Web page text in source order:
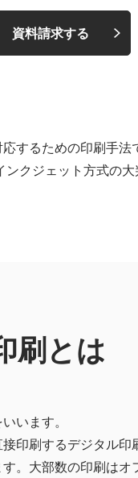
資料請求する
するための印刷手法
クジェット方式の
刷とは
います。
印刷するデジタル
。大部数の印刷は